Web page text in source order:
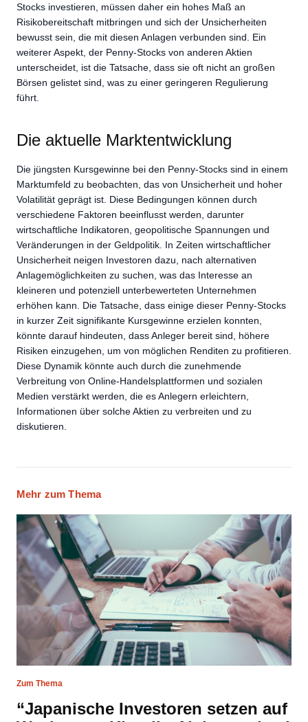
Stocks investieren, müssen daher ein hohes Maß an
Risikobereitschaft mitbringen und sich der Unsicherheiten
bewusst sein, die mit diesen Anlagen verbunden sind. Ein
weiterer Aspekt, der Penny-Stocks von anderen Aktien
unterscheidet, ist die Tatsache, dass sie oft nicht an großen
Börsen gelistet sind, was zu einer geringeren Regulierung
führt.
Die aktuelle Marktentwicklung
Die jüngsten Kursgewinne bei den Penny-Stocks sind in einem
Marktumfeld zu beobachten, das von Unsicherheit und hoher
Volatilität geprägt ist. Diese Bedingungen können durch
verschiedene Faktoren beeinflusst werden, darunter
wirtschaftliche Indikatoren, geopolitische Spannungen und
Veränderungen in der Geldpolitik. In Zeiten wirtschaftlicher
Unsicherheit neigen Investoren dazu, nach alternativen
Anlagemöglichkeiten zu suchen, was das Interesse an
kleineren und potenziell unterbewerteten Unternehmen
erhöhen kann. Die Tatsache, dass einige dieser Penny-Stocks
in kurzer Zeit signifikante Kursgewinne erzielen konnten,
könnte darauf hindeuten, dass Anleger bereit sind, höhere
Risiken einzugehen, um von möglichen Renditen zu profitieren.
Diese Dynamik könnte auch durch die zunehmende
Verbreitung von Online-Handelsplattformen und sozialen
Medien verstärkt werden, die es Anlegern erleichtern,
Informationen über solche Aktien zu verbreiten und zu
diskutieren.
Mehr zum Thema
Zum Thema
“Japanische Investoren setzen auf